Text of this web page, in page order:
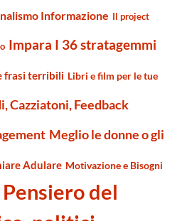
Informazione Il project
Impara I 36 stratagemmi
frasi terribili Libri e film per le tue
Cazziatoni, Feedback
Meglio le donne o gli
Adulare Motivazione e Bisogni
Pensiero del